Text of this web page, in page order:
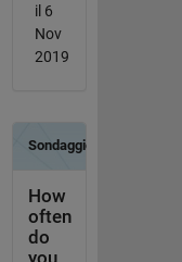
il 6
Nov
2019